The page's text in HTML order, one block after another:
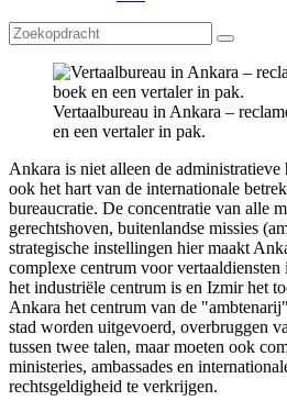
Vertaalbureau in Ankara –
en een vertaler in pak.
Ankara is niet alleen de
ook het hart van de internationale
bureaucratie. De concentratie van alle
gerechtshoven, buitenlandse missies
strategische instellingen hier maakt
complexe centrum voor
het industriële centrum is en Izmir het
Ankara het centrum van de
stad worden uitgevoerd, overbruggen
tussen twee talen, maar moeten ook
ministeries, ambassades en
rechtsgeldigheid te verkrijgen.